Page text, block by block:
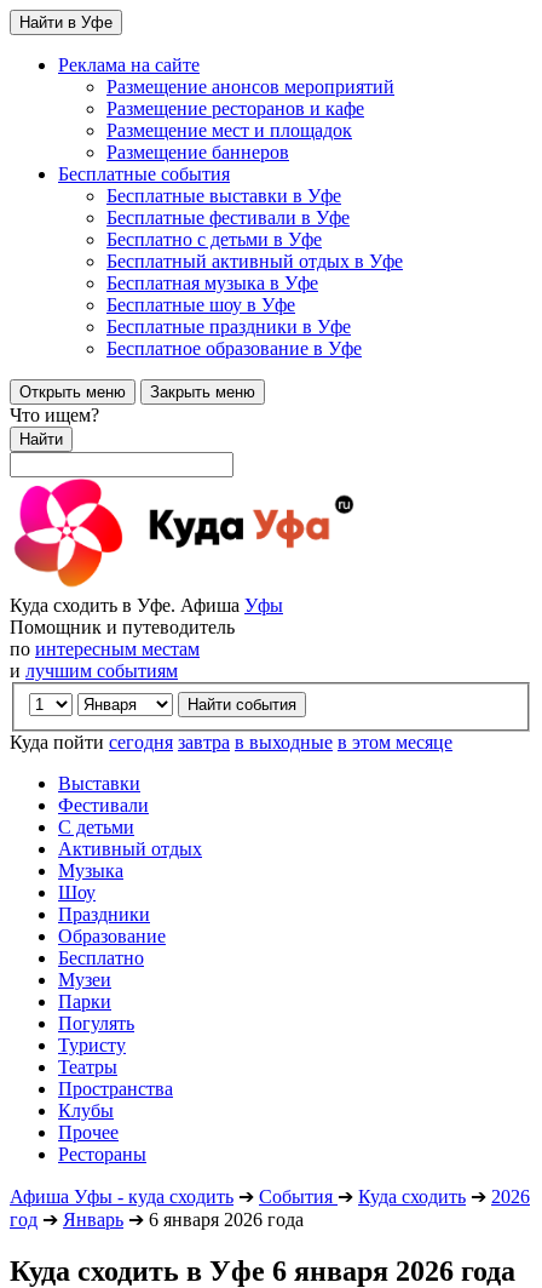
Найти в Уфе
Реклама на сайте
Размещение анонсов мероприятий
Размещение ресторанов и кафе
Размещение мест и площадок
Размещение баннеров
Бесплатные события
Бесплатные выставки в Уфе
Бесплатные фестивали в Уфе
Бесплатно с детьми в Уфе
Бесплатный активный отдых в Уфе
Бесплатная музыка в Уфе
Бесплатные шоу в Уфе
Бесплатные праздники в Уфе
Бесплатное образование в Уфе
Открыть меню Закрыть меню
Что ищем?
Найти
Куда сходить в Уфе. Афиша Уфы
Помощник и путеводитель
по интересным местам
и лучшим событиям
Куда пойти сегодня завтра в выходные в этом месяце
Выставки
Фестивали
С детьми
Активный отдых
Музыка
Шоу
Праздники
Образование
Бесплатно
Музеи
Парки
Погулять
Туристу
Театры
Пространства
Клубы
Прочее
Рестораны
Афиша Уфы - куда сходить ➔ События ➔ Куда сходить ➔ 2026
год ➔ Январь ➔ 6 января 2026 года
Куда сходить в Уфе 6 января 2026 года